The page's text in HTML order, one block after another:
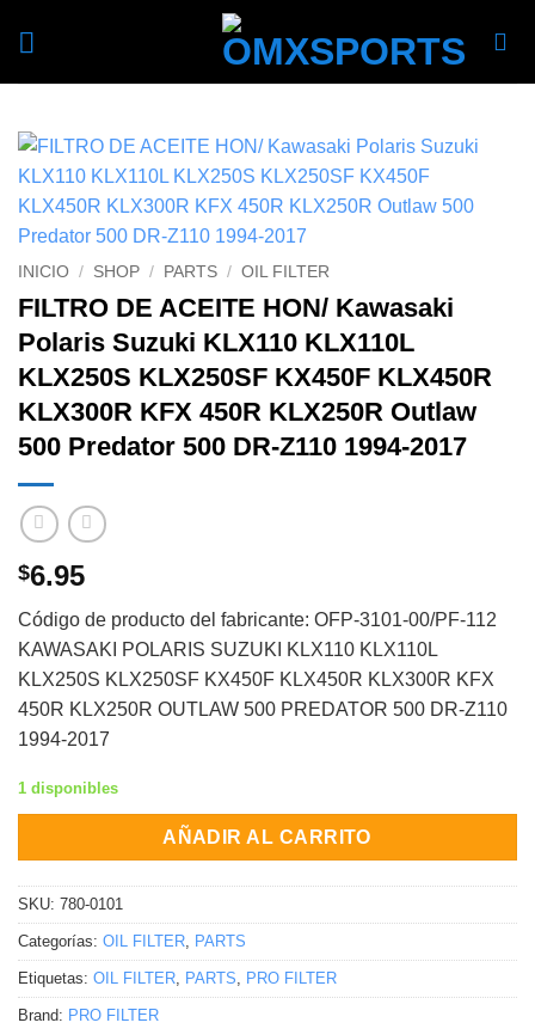
INICIO / SHOP / PARTS / OIL FILTER
FILTRO DE ACEITE HON/ Kawasaki
Polaris Suzuki KLX110 KLX110L
KLX250S KLX250SF KX450F KLX450R
KLX300R KFX 450R KLX250R Outlaw
500 Predator 500 DR-Z110 1994-2017
$6.95
Código de producto del fabricante: OFP-3101-00/PF-112
KAWASAKI POLARIS SUZUKI KLX110 KLX110L
KLX250S KLX250SF KX450F KLX450R KLX300R KFX
450R KLX250R OUTLAW 500 PREDATOR 500 DR-Z110
1994-2017
1 disponibles
AÑADIR AL CARRITO
SKU: 780-0101
Categorías: OIL FILTER PARTS
Etiquetas: OIL FILTER PARTS PRO FILTER
Brand: PRO FILTER